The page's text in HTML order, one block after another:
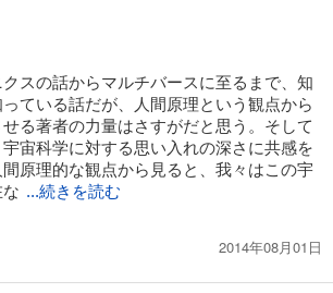
スの話からマルチバースに至るまで、知
ている話だが、人間原理という観点から
る著者の力量はさすがだと思う。そして
宙科学に対する思い入れの深さに共感を
原理的な観点から見ると、我々はこの宇
...続きを読む
2014年08月01日